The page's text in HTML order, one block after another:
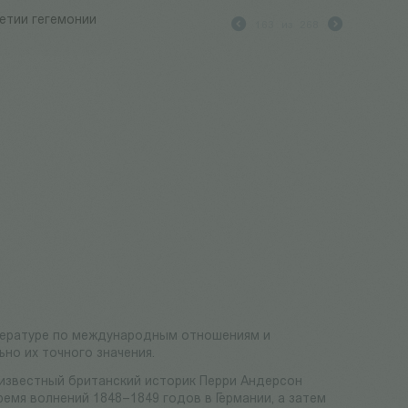
гегемонии
по международным отношениям и
их точного значения.
британский историк Перри Андерсон
волнений 1848–1849 годов в Германии, а затем